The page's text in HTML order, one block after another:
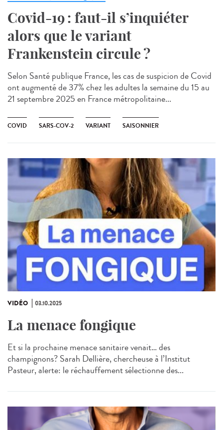
Covid-19 : faut-il s’inquiéter
alors que le variant
Frankenstein circule ?
Selon Santé publique France, les cas de suspicion de Covid
ont augmenté de 37% chez les adultes la semaine du 15 au
21 septembre 2025 en France métropolitaine...
COVID SARS-COV-2 VARIANT SAISONNIER
VIDÉO 03.10.2025
La menace fongique
Et si la prochaine menace sanitaire venait… des
champignons? Sarah Dellière, chercheuse à l’Institut
Pasteur, alerte: le réchauffement sélectionne des...